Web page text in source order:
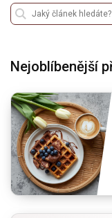
Nejoblíbenější